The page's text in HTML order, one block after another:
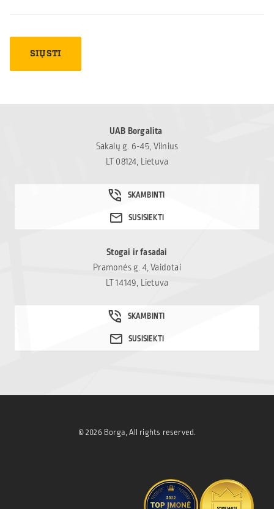
UAB Borgalita
Sakalų g. 6-45, Vilnius
LT 08124, Lietuva
Stogai ir fasadai
Pramonės g. 4, Vaidotai
LT 14149, Lietuva
© 2026 Borga, All rights reserved.